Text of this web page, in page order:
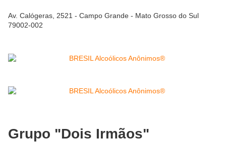
Av. Calógeras, 2521 - Campo Grande - Mato Grosso do Sul
79002-002
Grupo "Dois Irmãos"